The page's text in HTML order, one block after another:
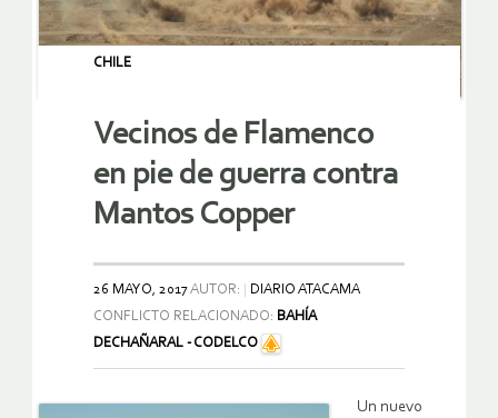
CHILE
Vecinos de Flamenco
en pie de guerra contra
Mantos Copper
26 MAYO, 2017AUTOR:
DIARIO ATACAMA
CONFLICTO RELACIONADO: BAHÍA
DECHAÑARAL - CODELCO
Un nuevo